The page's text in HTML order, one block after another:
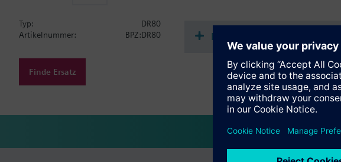
Typ:
DR80
Artikelnummer:
BPZ:DR80
Finde Ersatz
Dokumente